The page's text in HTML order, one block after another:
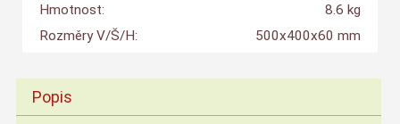
Hmotnost:
8.6 kg
Rozměry V/Š/H:
500x400x60 mm
Popis